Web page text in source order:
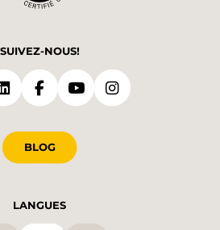
SUIVEZ-NOUS!
BLOG
LANGUES